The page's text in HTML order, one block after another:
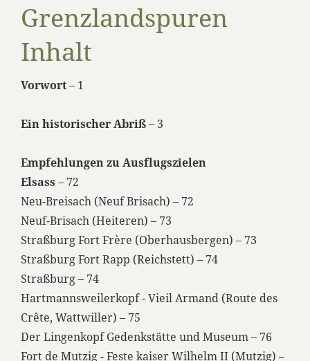
Grenzlandspuren
Inhalt
Vorwort– 1
Ein historischer Abriß– 3
Empfehlungen zu Ausflugszielen
Elsass – 72
Neu-Breisach (Neuf Brisach) – 72
Neuf-Brisach (Heiteren) – 73
Straßburg Fort Frère (Oberhausbergen) – 73
Straßburg Fort Rapp (Reichstett) – 74
Straßburg – 74
Hartmannsweilerkopf - Vieil Armand (Route des
Crête, Wattwiller) – 75
Der Lingenkopf Gedenkstätte und Museum – 76
Fort de Mutzig - Feste kaiser Wilhelm II (Mutzig) –